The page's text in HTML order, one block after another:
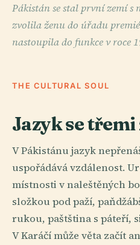
Pákistán se stal první zemí s
zvolila ženu do úřadu
nastoupila do funkce v roce
THE CULTURAL SOUL
Jazyk se
V Pákistánu jazyk
uspořádává vzdálenost.
místnosti v naleštěných
složkou pod paží,
rukou, paštština s páteří,
V Karáčí může věta začít